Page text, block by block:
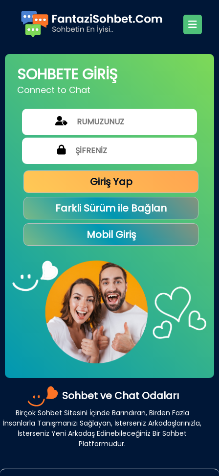
SOHBETE GİRİŞ
Connect to Chat
Giriş Yap
Farkli Sürüm ile Bağlan
Mobil Giriş
Sohbet ve Chat Odaları
Birçok Sohbet Sitesini İçinde Barındıran, Birden Fazla
İnsanlarla Tanışmanızı Sağlayan, İsterseniz Arkadaşlarınızla,
İsterseniz Yeni Arkadaş Edinebileceğiniz Bir Sohbet
Platformudur.